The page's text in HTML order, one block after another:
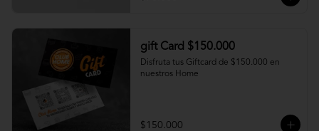
gift Card $150.000
Disfruta tus Giftcard de $150.000 en
nuestros Home
$150.000